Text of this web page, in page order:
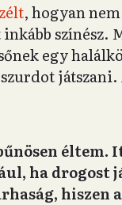
, hogyan
egy
éltem.
ha drogost
hiszen